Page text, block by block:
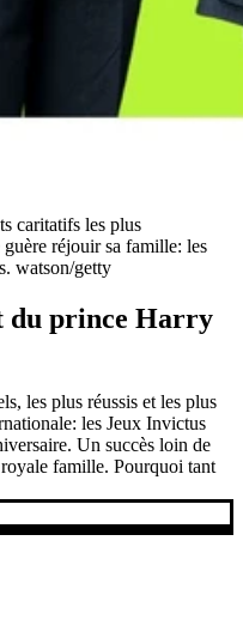
caritatifs les plus
réjouir sa famille: les
watson/getty
du prince Harry
les plus réussis et les plus
les Jeux Invictus
Un succès loin de
famille. Pourquoi tant